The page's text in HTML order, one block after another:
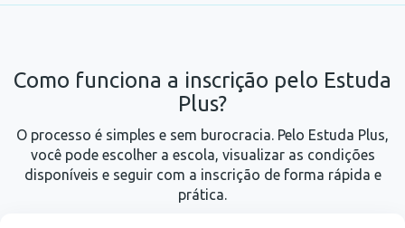
Como funciona a inscrição pelo Estuda
Plus?
O processo é simples e sem burocracia. Pelo Estuda Plus,
você pode escolher a escola, visualizar as condições
disponíveis e seguir com a inscrição de forma rápida e
prática.